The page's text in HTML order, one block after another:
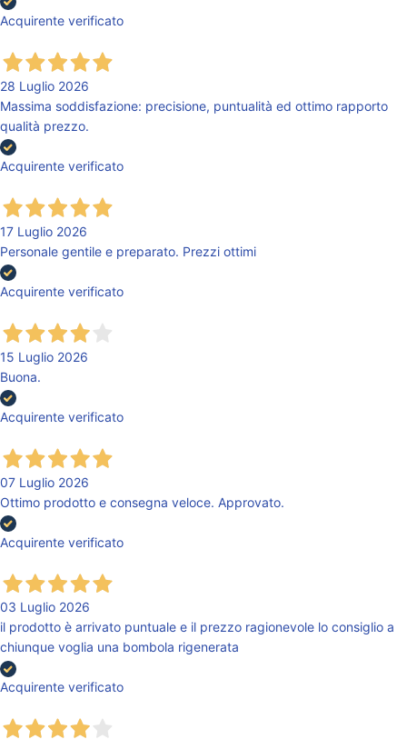
Acquirente verificato
28 Luglio 2026
Massima soddisfazione: precisione, puntualità ed ottimo rapporto
qualità prezzo.
Acquirente verificato
17 Luglio 2026
Personale gentile e preparato. Prezzi ottimi
Acquirente verificato
15 Luglio 2026
Buona.
Acquirente verificato
07 Luglio 2026
Ottimo prodotto e consegna veloce. Approvato.
Acquirente verificato
03 Luglio 2026
il prodotto è arrivato puntuale e il prezzo ragionevole lo consiglio a
chiunque voglia una bombola rigenerata
Acquirente verificato